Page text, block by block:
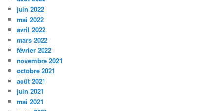
juin 2022
mai 2022
avril 2022
mars 2022
février 2022
novembre 2021
octobre 2021
août 2021
juin 2021
mai 2021